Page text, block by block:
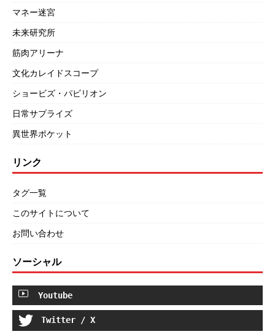
マネー迷宮
未来研究所
筋肉アリーナ
文化カレイドスコープ
ショービズ・パビリオン
日常サプライズ
異世界ポケット
リンク
タグ一覧
このサイトについて
お問い合わせ
ソーシャル
Youtube
Twitter / X